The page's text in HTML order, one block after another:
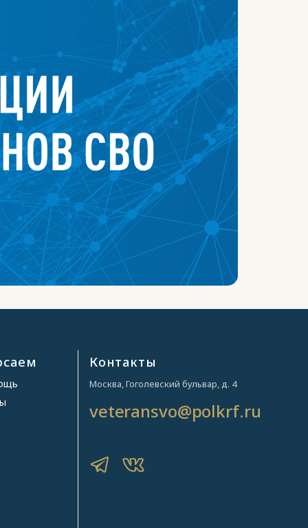
Контакты
Москва, Гоголевский бульвар, д. 4
veteransvo@polkrf.ru